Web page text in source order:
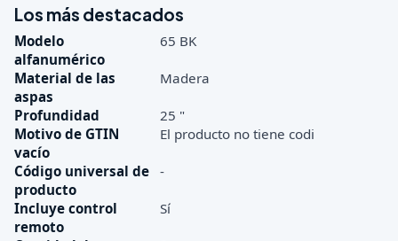
Los más destacados
Modelo
alfanumérico
65 BK
Material de las
aspas
Madera
Profundidad
25 "
Motivo de GTIN
vacío
El producto no tiene codi
Código universal de
producto
-
Incluye control
remoto
Sí